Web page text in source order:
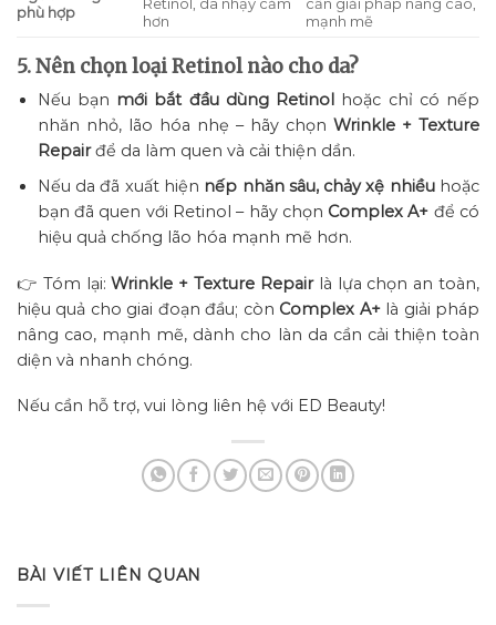
phù hợp
hơn
mạnh mẽ
5. Nên chọn loại Retinol nào cho da?
Nếu bạn mới bắt đầu dùng Retinol hoặc chỉ có nếp
nhăn nhỏ, lão hóa nhẹ – hãy chọn Wrinkle + Texture
Repairđể da làm quen và cải thiện dần.
Nếu da đã xuất hiện nếp nhăn sâu, chảy xệ nhiềuhoặc
bạn đã quen với Retinol – hãy chọn Complex A+ để có
hiệu quả chống lão hóa mạnh mẽ hơn.
👉 Tóm lại:Wrinkle + Texture Repairlà lựa chọn an toàn,
hiệu quả cho giai đoạn đầu; còn Complex A+là giải pháp
nâng cao, mạnh mẽ, dành cho làn da cần cải thiện toàn
diện và nhanh chóng.
Nếu cần hỗ trợ, vui lòng liên hệ với ED Beauty!
BÀI VIẾT LIÊN QUAN